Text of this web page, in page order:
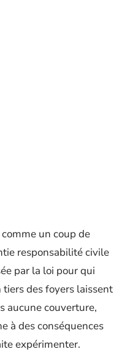
un coup de
responsabilité civile
par la loi pour qui
des foyers laissent
aucune couverture,
à des conséquences
expérimenter.